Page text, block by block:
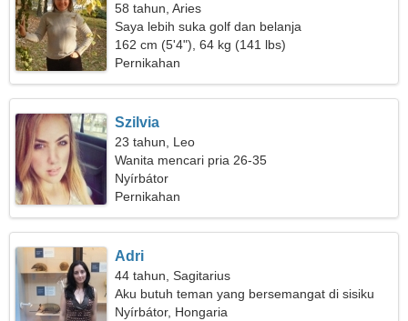
58 tahun, Aries
Saya lebih suka golf dan belanja
162 cm (5'4"), 64 kg (141 lbs)
Pernikahan
Szilvia
23 tahun, Leo
Wanita mencari pria 26-35
Nyírbátor
Pernikahan
Adri
44 tahun, Sagitarius
Aku butuh teman yang bersemangat di sisiku
Nyírbátor, Hongaria